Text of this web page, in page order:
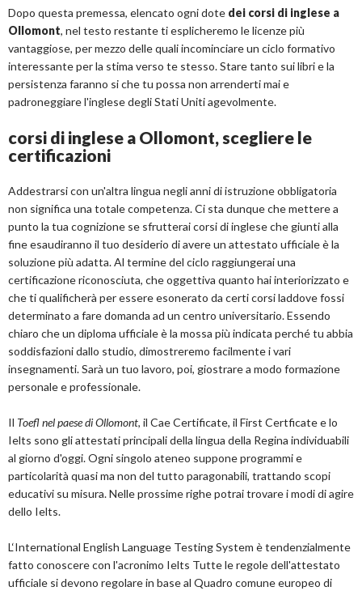
Dopo questa premessa, elencato ogni dote dei corsi di inglese a
Ollomont, nel testo restante ti esplicheremo le licenze più
vantaggiose, per mezzo delle quali incominciare un ciclo formativo
interessante per la stima verso te stesso. Stare tanto sui libri e la
persistenza faranno si che tu possa non arrenderti mai e
padroneggiare l'inglese degli Stati Uniti agevolmente.
corsi di inglese a Ollomont, scegliere le
certificazioni
Addestrarsi con un'altra lingua negli anni di istruzione obbligatoria
non significa una totale competenza. Ci sta dunque che mettere a
punto la tua cognizione se sfrutterai corsi di inglese che giunti alla
fine esaudiranno il tuo desiderio di avere un attestato ufficiale è la
soluzione più adatta. Al termine del ciclo raggiungerai una
certificazione riconosciuta, che oggettiva quanto hai interiorizzato e
che ti qualificherà per essere esonerato da certi corsi laddove fossi
determinato a fare domanda ad un centro universitario. Essendo
chiaro che un diploma ufficiale è la mossa più indicata perché tu abbia
soddisfazioni dallo studio, dimostreremo facilmente i vari
insegnamenti. Sarà un tuo lavoro, poi, giostrare a modo formazione
personale e professionale.
Il Toefl nel paese di Ollomont, il Cae Certificate, il First Certficate e lo
Ielts sono gli attestati principali della lingua della Regina individuabili
al giorno d'oggi. Ogni singolo ateneo suppone programmi e
particolarità quasi ma non del tutto paragonabili, trattando scopi
educativi su misura. Nelle prossime righe potrai trovare i modi di agire
dello Ielts.
L‘International English Language Testing System è tendenzialmente
fatto conoscere con l'acronimo Ielts Tutte le regole dell'attestato
ufficiale si devono regolare in base al Quadro comune europeo di